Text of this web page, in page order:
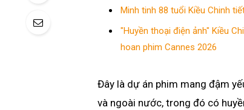
Minh tinh 88 tuổi Kiều Chinh
"Huyền thoại điện ảnh" Kiều
hoan phim Cannes 2026
Đây là dự án phim mang đậm
và ngoài nước, trong đó có